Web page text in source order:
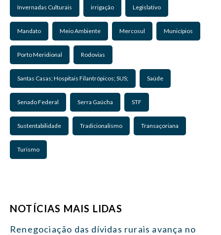
Invernadas Culturais irrigação Legislativo
Mandato Meio Ambiente Mercosul Municípios
Porto Meridional Rodovias
Santas Casas; Hospitais Filantrópicos; SUS; Saúde
Senado Federal Serra Gaúcha STF
Sustentabilidade Tradicionalismo Transaçoriana
Turismo
NOTÍCIAS MAIS LIDAS
Renegociação das dívidas rurais avança no